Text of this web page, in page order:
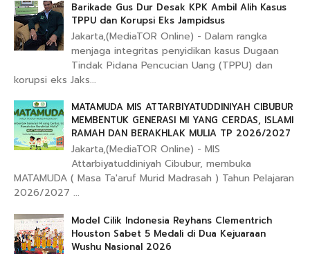
Barikade Gus Dur Desak KPK Ambil Alih Kasus
TPPU dan Korupsi Eks Jampidsus
Jakarta,(MediaTOR Online) - Dalam rangka
menjaga integritas penyidikan kasus Dugaan
Tindak Pidana Pencucian Uang (TPPU) dan
korupsi eks Jaks...
MATAMUDA MIS ATTARBIYATUDDINIYAH CIBUBUR
MEMBENTUK GENERASI MI YANG CERDAS, ISLAMI
RAMAH DAN BERAKHLAK MULIA TP 2026/2027
Jakarta,(MediaTOR Online) - MIS
Attarbiyatuddiniyah Cibubur, membuka
MATAMUDA ( Masa Ta'aruf Murid Madrasah ) Tahun Pelajaran
2026/2027 ...
Model Cilik Indonesia Reyhans Clementrich
Houston Sabet 5 Medali di Dua Kejuaraan
Wushu Nasional 2026